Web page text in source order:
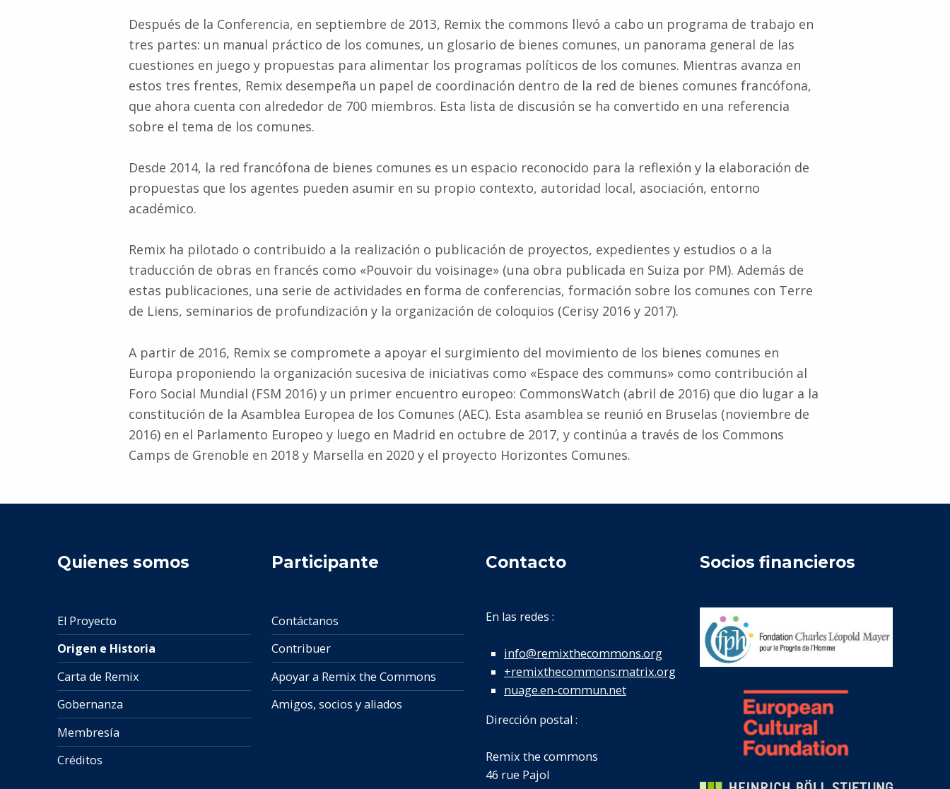
Después de la Conferencia, en septiembre de 2013, Remix the commons llevó a cabo un programa de trabajo en
tres partes: un manual práctico de los comunes, un glosario de bienes comunes, un panorama general de las
cuestiones en juego y propuestas para alimentar los programas políticos de los comunes. Mientras avanza en
estos tres frentes, Remix desempeña un papel de coordinación dentro de la red de bienes comunes francófona,
que ahora cuenta con alrededor de 700 miembros. Esta lista de discusión se ha convertido en una referencia
sobre el tema de los comunes.
Desde 2014, la red francófona de bienes comunes es un espacio reconocido para la reflexión y la elaboración de
propuestas que los agentes pueden asumir en su propio contexto, autoridad local, asociación, entorno
académico.
Remix ha pilotado o contribuido a la realización o publicación de proyectos, expedientes y estudios o a la
traducción de obras en francés como «Pouvoir du voisinage» (una obra publicada en Suiza por PM). Además de
estas publicaciones, una serie de actividades en forma de conferencias, formación sobre los comunes con Terre
de Liens, seminarios de profundización y la organización de coloquios (Cerisy 2016 y 2017).
A partir de 2016, Remix se compromete a apoyar el surgimiento del movimiento de los bienes comunes en
Europa proponiendo la organización sucesiva de iniciativas como «Espace des communs» como contribución al
Foro Social Mundial (FSM 2016) y un primer encuentro europeo: CommonsWatch (abril de 2016) que dio lugar a la
constitución de la Asamblea Europea de los Comunes (AEC). Esta asamblea se reunió en Bruselas (noviembre de
2016) en el Parlamento Europeo y luego en Madrid en octubre de 2017, y continúa a través de los Commons
Camps de Grenoble en 2018 y Marsella en 2020 y el proyecto Horizontes Comunes.
Volver a la navegación principal
Quienes somos
El Proyecto
Origen e Historia
Carta de Remix
Gobernanza
Membresía
Créditos
Participante
Contáctanos
Contribuer
Apoyar a Remix the Commons
Amigos, socios y aliados
Contacto
En las redes :
info@remixthecommons.org
+remixthecommons:matrix.org
nuage.en-commun.net
Dirección postal :
Remix the commons
46 rue Pajol
Socios financieros